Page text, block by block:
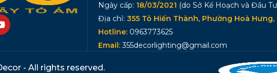
Ngày cấp: 18/03/2021 (do Sở Kế Hoạch và Đầu
Địa chỉ: 355 Tô Hiến Thành, Phường Hoà
Hotline: 0963773625
Email:355decorlighting@gmail.com
- All rights reserved.